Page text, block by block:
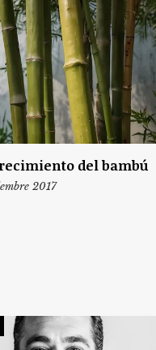
del bambú
2017